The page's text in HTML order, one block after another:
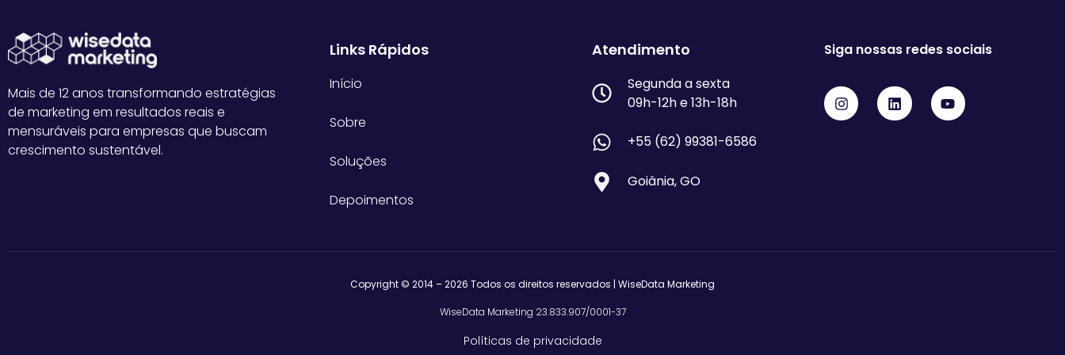
Mais de 12 anos transformando estratégias
de marketing em resultados reais e
mensuráveis para empresas que buscam
crescimento sustentável.
Links Rápidos
Início
Sobre
Soluções
Depoimentos
Atendimento
Segunda a sexta
09h-12h e 13h-18h
+55 (62) 99381-6586
Goiânia, GO
Siga nossas redes sociais
Copyright © 2014 – 2026 Todos os direitos reservados | WiseData Marketing
WiseData Marketing 23.833.907/0001-37
Políticas de privacidade